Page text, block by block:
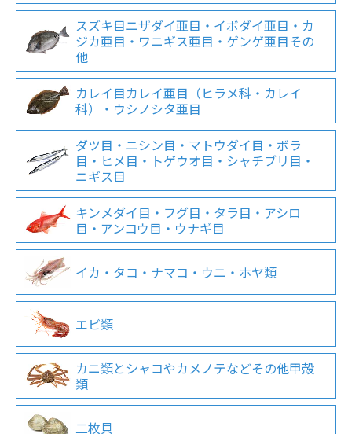
スズキ目ニザダイ亜目・イボダイ亜目・カ
ジカ亜目・ワニギス亜目・ゲンゲ亜目その
他
カレイ目カレイ亜目（ヒラメ科・カレイ
科）・ウシノシタ亜目
ダツ目・ニシン目・マトウダイ目・ボラ
目・ヒメ目・トゲウオ目・シャチブリ目・
ニギス目
キンメダイ目・フグ目・タラ目・アシロ
目・アンコウ目・ウナギ目
イカ・タコ・ナマコ・ウニ・ホヤ類
エビ類
カニ類とシャコやカメノテなどその他甲殻
類
二枚貝